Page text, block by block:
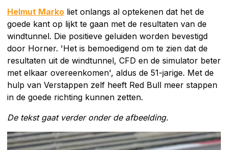
Helmut Marko liet onlangs al optekenen dat het de
goede kant op lijkt te gaan met de resultaten van de
windtunnel. Die positieve geluiden worden bevestigd
door Horner. 'Het is bemoedigend om te zien dat de
resultaten uit de windtunnel, CFD en de simulator beter
met elkaar overeenkomen', aldus de 51-jarige. Met de
hulp van Verstappen zelf heeft Red Bull meer stappen
in de goede richting kunnen zetten.
De tekst gaat verder onder de afbeelding.